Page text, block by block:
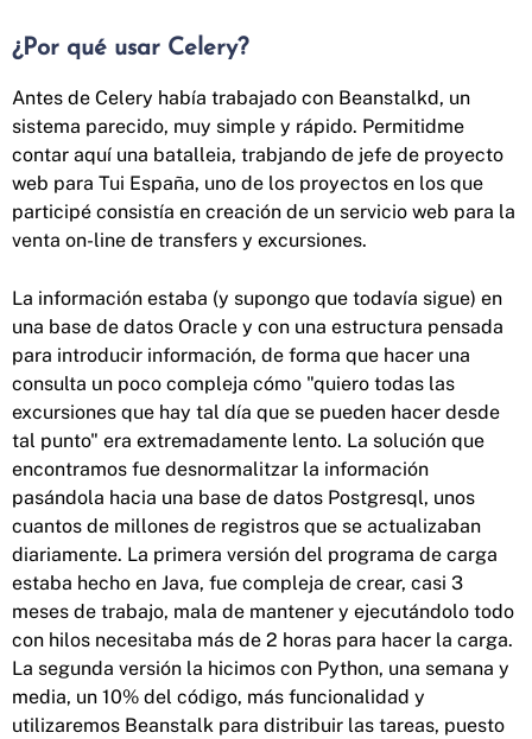
¿Por qué usar Celery?
Antes de Celery había trabajado con Beanstalkd, un
sistema parecido, muy simple y rápido. Permitidme
contar aquí una batalleia, trabjando de jefe de proyecto
web para Tui España, uno de los proyectos en los que
participé consistía en creación de un servicio web para la
venta on-line de transfers y excursiones.
La información estaba (y supongo que todavía sigue) en
una base de datos Oracle y con una estructura pensada
para introducir información, de forma que hacer una
consulta un poco compleja cómo "quiero todas las
excursiones que hay tal día que se pueden hacer desde
tal punto" era extremadamente lento. La solución que
encontramos fue desnormalitzar la información
pasándola hacia una base de datos Postgresql, unos
cuantos de millones de registros que se actualizaban
diariamente. La primera versión del programa de carga
estaba hecho en Java, fue compleja de crear, casi 3
meses de trabajo, mala de mantener y ejecutándolo todo
con hilos necesitaba más de 2 horas para hacer la carga.
La segunda versión la hicimos con Python, una semana y
media, un 10% del código, más funcionalidad y
utilizaremos Beanstalk para distribuir las tareas, puesto